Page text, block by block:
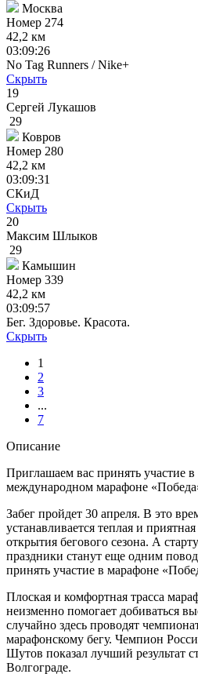
Москва
Номер 274
42,2 км
03:09:26
No Tag Runners / Nike+
Скрыть
19
Сергей Лукашов
29
Ковров
Номер 280
42,2 км
03:09:31
СКиД
Скрыть
20
Максим Шлыков
29
Камышин
Номер 339
42,2 км
03:09:57
Бег. Здоровье. Красота.
Скрыть
1
2
3
...
7
Описание
Приглашаем вас принять участие
международном марафоне
Забег пройдет 30 апреля. В это
устанавливается теплая и
открытия бегового сезона. А
праздники станут еще одним
принять участие в марафоне
Плоская и комфортная трасса
неизменно помогает добиваться
случайно здесь проводят
марафонскому бегу. Чемпион
Шутов показал лучший результат
Волгограде.